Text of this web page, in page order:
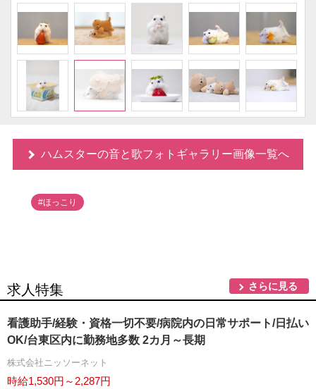
ハムスターの音と歌フォトギャラリー画像一覧へ
#ほっこり
求人特集 さらに見る
看護助手/経験・資格一切不要/病院内の日常サポート/日払い
OK/台東区内に勤務地多数 2カ月～長期
株式会社ニッソーネット
時給1,530円～2,287円